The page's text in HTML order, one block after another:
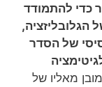
כדי להתמודד
של הסדר
מאליו של